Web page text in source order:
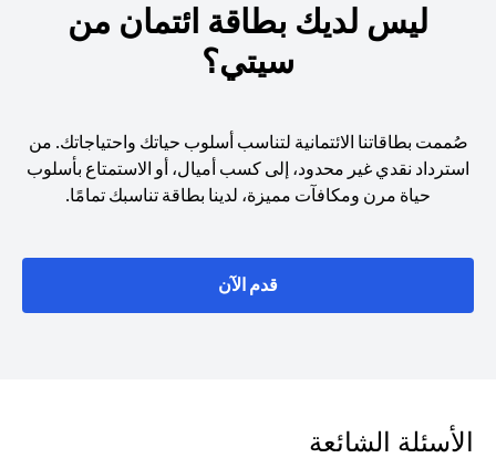
ليس لديك بطاقة ائتمان من
سيتي؟
صُممت بطاقاتنا الائتمانية لتناسب أسلوب حياتك واحتياجاتك. من
استرداد نقدي غير محدود، إلى كسب أميال، أو الاستمتاع بأسلوب
حياة مرن ومكافآت مميزة، لدينا بطاقة تناسبك تمامًا.
قدم الآن
الأسئلة الشائعة